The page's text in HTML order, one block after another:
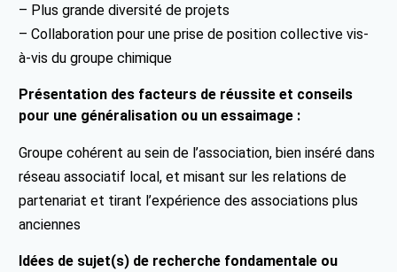
– Plus grande diversité de projets
– Collaboration pour une prise de position collective vis-
à-vis du groupe chimique
Présentation des facteurs de réussite et conseils
pour une généralisation ou un essaimage :
Groupe cohérent au sein de l’association, bien inséré dans
réseau associatif local, et misant sur les relations de
partenariat et tirant l’expérience des associations plus
anciennes
Idées de sujet(s) de recherche fondamentale ou